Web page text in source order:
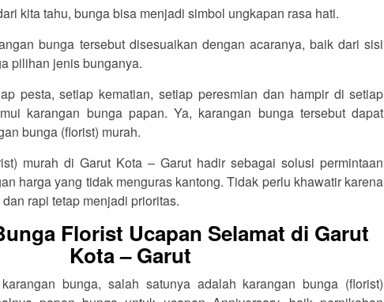
kita tahu, bunga bisa menjadi simbol ungkapan rasa hati.
bunga tersebut disesuaikan dengan acaranya, baik dari sisi
pilihan jenis bunganya.
pesta, setiap kematian, setiap peresmian dan hampir di setiap
karangan bunga papan. Ya, karangan bunga tersebut dapat
bunga (florist) murah.
murah di Garut Kota – Garut hadir sebagai solusi permintaan
harga yang tidak menguras kantong. Tidak perlu khawatir karena
rapi tetap menjadi prioritas.
Florist Ucapan Selamat di Garut
Kota – Garut
bunga, salah satunya adalah karangan bunga (florist)